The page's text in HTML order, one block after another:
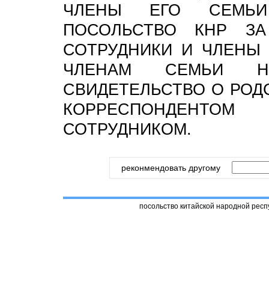
ЧЛЕНЫ ЕГО
ПОСОЛЬСТВО КНР
СОТРУДНИКИ И
ЧЛЕНАМ СЕМЬИ
СВИДЕТЕЛЬСТВО О
СОТРУДНИКОМ.
реконмендовать другому
посольство китайской народной